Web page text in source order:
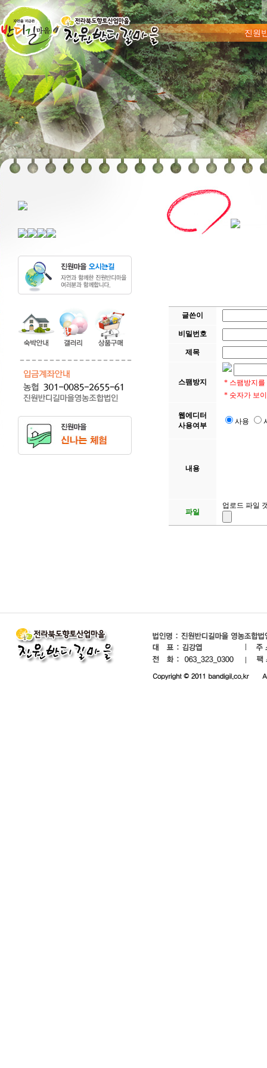
메뉴 건너
진원
마
숯가마찜질 푸른꿈고등학교마을상
글쓴이
비밀번호
제목
스팸방지
* 스팸방지를
* 숫자가 보
웹에디터
사용여부
사용
내용
파일
업로드 파일